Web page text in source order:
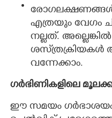
എത്രയും വേഗം
നല്ലത്.
ശസ്‌ത്രക്രിയകൾ
വന്നേക്കാം.
ഗർഭിണികളിലെ
ഈ സമയം